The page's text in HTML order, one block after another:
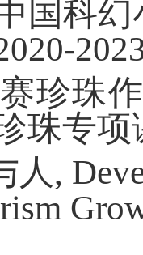
国科
珍珠
珠专项
人 ,